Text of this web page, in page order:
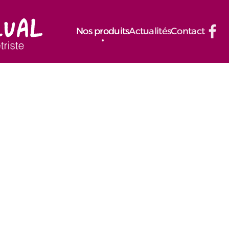
Nos produitsActualitésContact